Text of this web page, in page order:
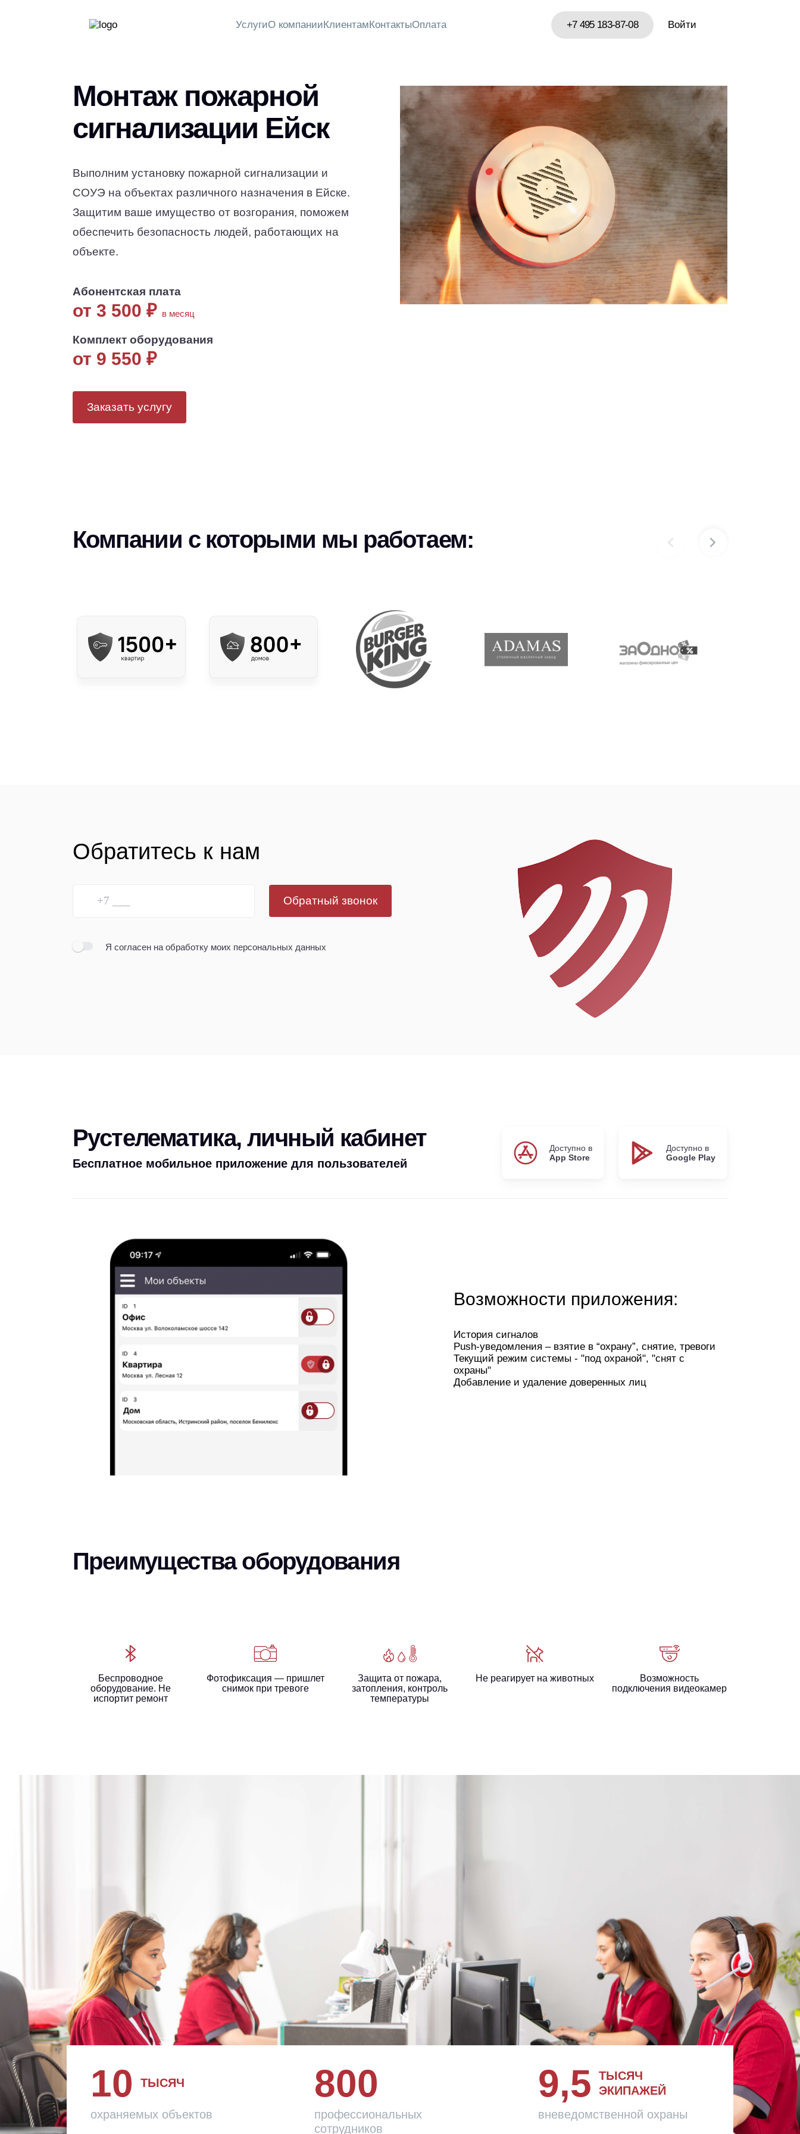
УслугиО компанииКлиентамКонтактыОплата +7 495 183-87-08 Войти
Монтаж пожарной
сигнализации Ейск
Выполним установку пожарной сигнализации и
СОУЭ на объектах различного назначения в Ейске.
Защитим ваше имущество от возгорания, поможем
обеспечить безопасность людей, работающих на
объекте.
Абонентская плата
от 3 500 ₽ в месяц
Комплект оборудования
от 9 550 ₽
Заказать услугу
Компании с которыми мы работаем:
Обратитесь к нам
Обратный звонок
Я согласен на обработку моих персональных данных
Рустелематика, личный кабинет
Бесплатное мобильное приложение для пользователей
Доступно в
App Store
Доступно в
Google Play
Возможности приложения:
История сигналов
Push-уведомления – взятие в “охрану”, снятие, тревоги
Текущий режим системы - "под охраной", "снят с
охраны"
Добавление и удаление доверенных лиц
Преимущества оборудования
Беспроводное
оборудование. Не
испортит ремонт
Фотофиксация — пришлет
снимок при тревоге
Защита от пожара,
затопления, контроль
температуры
Не реагирует на животных
Возможность
подключения видеокамер
10 ТЫСЯЧ
охраняемых объектов
800
профессиональных
сотрудников
9,5
ТЫСЯЧ
ЭКИПАЖЕЙ
вневедомственной охраны